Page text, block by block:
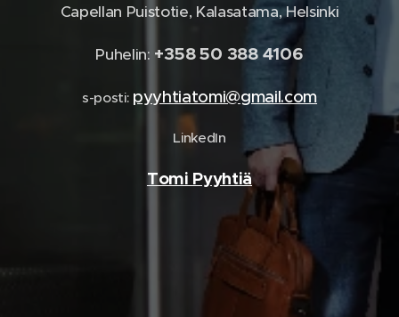
Capellan Puistotie, Kalasatama, Helsinki
Puhelin: +358 50 388 4106
s-posti: pyyhtiatomi@gmail.com
LinkedIn
Tomi Pyyhtiä